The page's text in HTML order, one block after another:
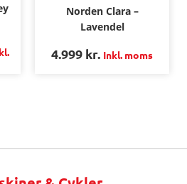
Norden Clara –
Lavendel
4.999 kr. Inkl. moms